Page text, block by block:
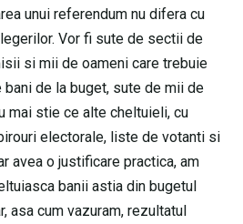
unui referendum nu difera cu
Vor fi sute de sectii de
si mii de oameni care trebuie
de la buget, sute de mii de
mai stie ce alte cheltuieli, cu
electorale, liste de votanti si
avea o justificare practica, am
banii astia din bugetul
asa cum vazuram, rezultatul